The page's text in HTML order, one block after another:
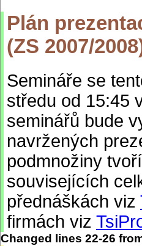
Plán
(ZS 2007/
Semináře se
středu od 15:45
seminářů bude
navržených
podmnožiny
souvisejících
přednáškách viz
firmách viz
Changed lines 22-26